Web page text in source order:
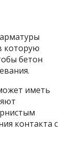
которую
бетон
иметь
контакта с